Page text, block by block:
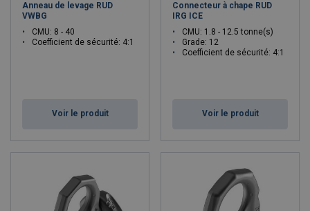
Anneau de levage RUD
VWBG
CMU: 8 - 40
Coefficient de sécurité: 4:1
Voir le produit
Connecteur à chape RUD
IRG ICE
CMU: 1.8 - 12.5 tonne(s)
Grade: 12
Coefficient de sécurité: 4:1
Voir le produit